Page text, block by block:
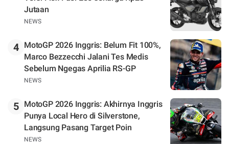
Jutaan
NEWS
4
MotoGP 2026 Inggris: Belum Fit 100%,
Marco Bezzecchi Jalani Tes Medis
Sebelum Ngegas Aprilia RS-GP
NEWS
5
MotoGP 2026 Inggris: Akhirnya Inggris
Punya Local Hero di Silverstone,
Langsung Pasang Target Poin
NEWS